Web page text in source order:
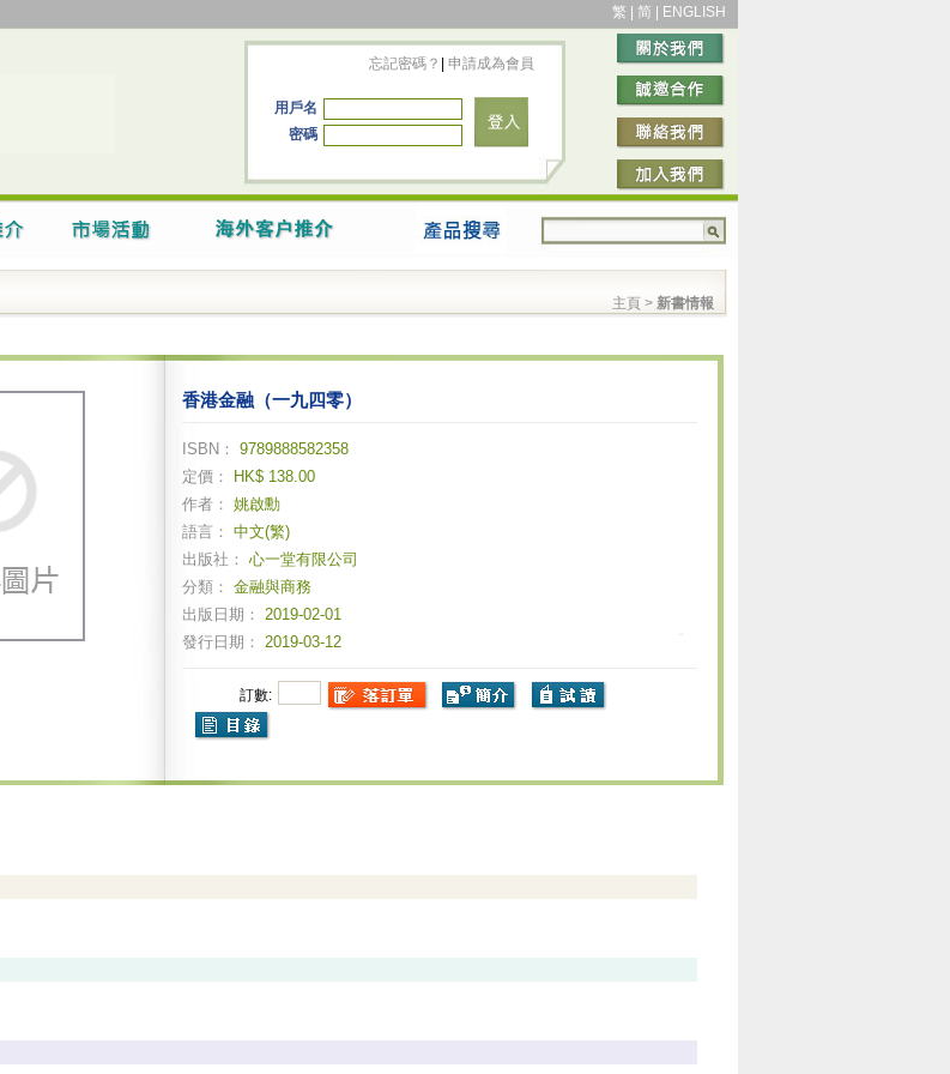
繁 简 ENGLISH
忘記密碼？ 申請成為會員
用戶名
密碼
主頁 > 新書情報
香港金融（一九四零）
ISBN： 9789888582358
定價：
HK$ 138.00
作者： 姚啟勳
語言： 中文(繁)
出版社： 心一堂有限公司
分類： 金融與商務
出版日期： 2019-02-01
發行日期： 2019-03-12
訂數: